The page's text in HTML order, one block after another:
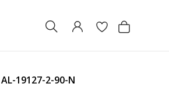
AL-19127-2-90-N